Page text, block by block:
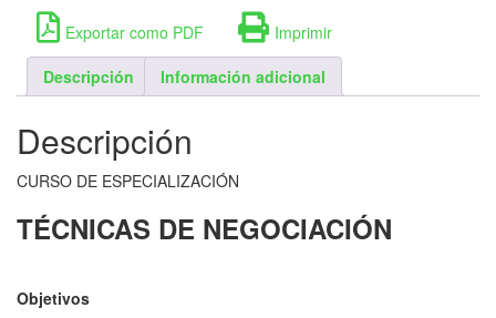
Exportar como PDF
Imprimir
Descripción
Información adicional
Descripción
CURSO DE ESPECIALIZACIÓN
TÉCNICAS DE NEGOCIACIÓN
Objetivos